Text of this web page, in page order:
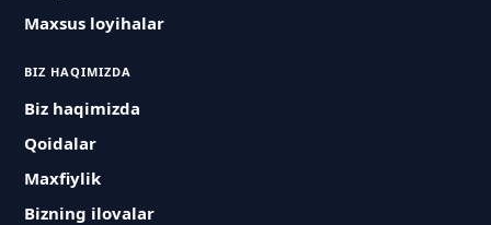
Maxsus loyihalar
BIZ HAQIMIZDA
Biz haqimizda
Qoidalar
Maxfiylik
Bizning ilovalar